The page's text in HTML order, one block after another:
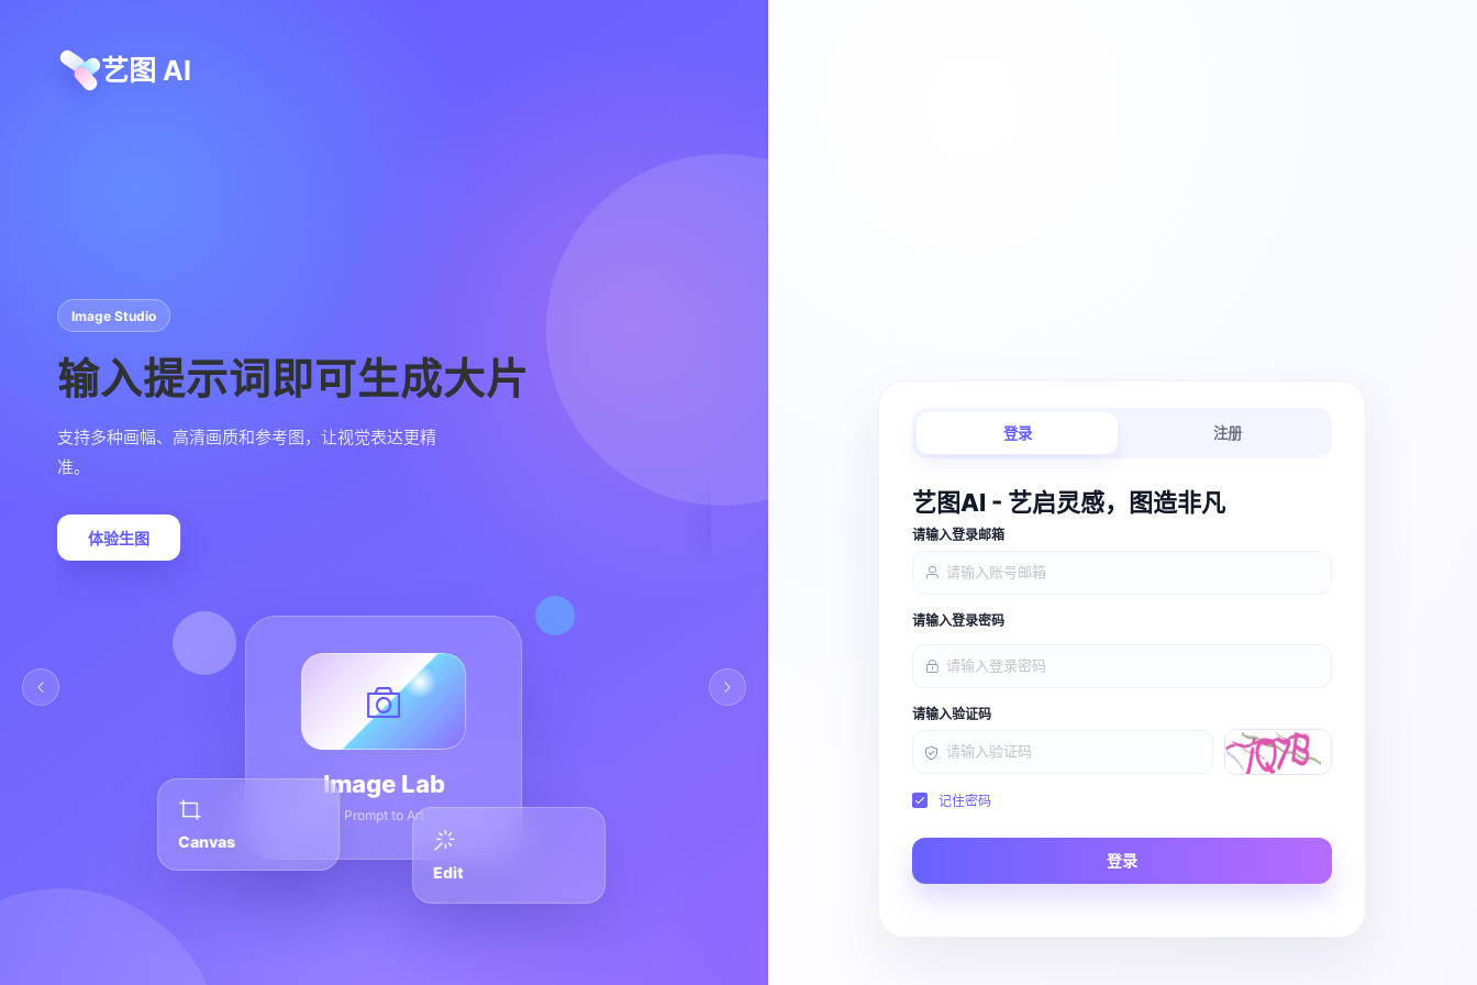
艺图 AI
Image Studio
输入提示词即可生成大片
支持多种画幅、高清画质和参考图，让视觉表达更精
准。
体验生图
Image Lab
Prompt to Art
Edit
Canvas
从脚本、分镜到视频生成，保持创作链路连贯顺畅。
Scene
登录 注册
艺图AI - 艺启灵感，图造非凡
请输入登录邮箱
请输入登录密码
请输入验证码
记住密码
登录